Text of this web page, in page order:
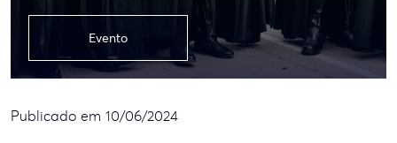
Evento
Publicado em 10/06/2024